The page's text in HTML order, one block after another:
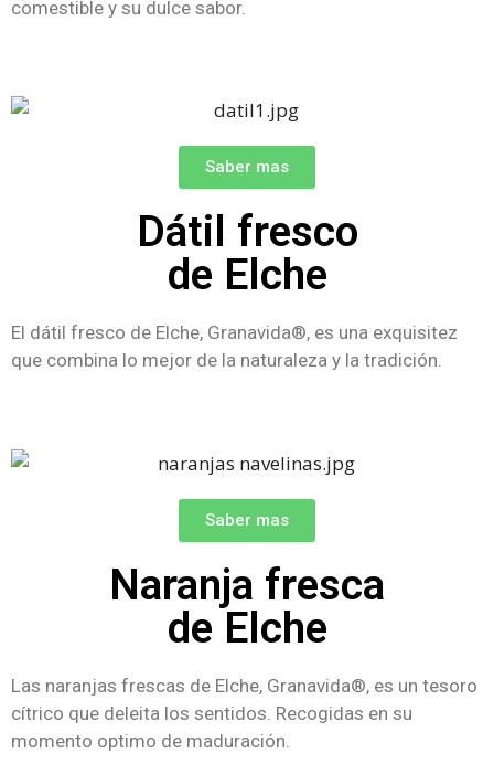
comestible y su dulce sabor.
Saber mas
Dátil fresco
de Elche
El dátil fresco de Elche, Granavida®, es una exquisitez
que combina lo mejor de la naturaleza y la tradición.
Saber mas
Naranja fresca
de Elche
Las naranjas frescas de Elche, Granavida®, es un tesoro
cítrico que deleita los sentidos. Recogidas en su
momento optimo de maduración.